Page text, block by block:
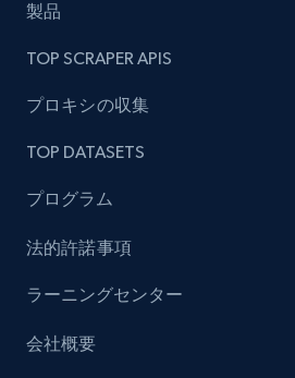
製品
TOP SCRAPER APIS
プロキシの収集
TOP DATASETS
プログラム
法的許諾事項
ラーニングセンター
会社概要